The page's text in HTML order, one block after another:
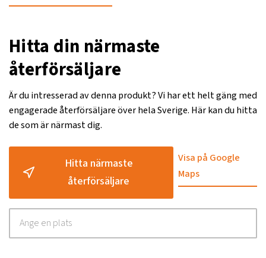
Hitta din närmaste
återförsäljare
Är du intresserad av denna produkt? Vi har ett helt gäng med
engagerade återförsäljare över hela Sverige. Här kan du hitta
de som är närmast dig.
Hitta närmaste
återförsäljare
Visa på Google
Maps